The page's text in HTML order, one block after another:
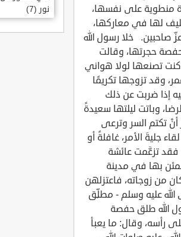
منطوية على نفسها،
لها في معاركها،
صاحبين. خلا رسول الله
حجرتها، وقالت
كنت تصنعها لولا هواني
وقد تزوجها تكريمًا
إذا ضربت عن ذلك
وباتت ليلتها سعيدةً
تكتم السر وترعى
الأمر، غافلةً أو
فقد تزعَّمت عائشة
بها في مدينة
من زوجاته، فاعتزلهن
الله عليه وسلم - مطلِّق
الله طلق حفصة
رأسه، وقال: ما يعبأ
نور (7)